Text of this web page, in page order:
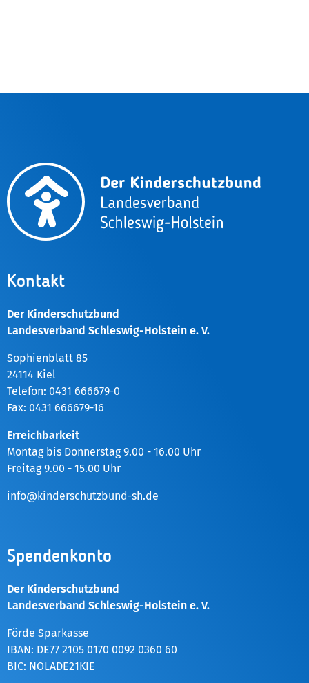
Kontakt
Der Kinderschutzbund
Landesverband Schleswig-Holstein e. V.
Sophienblatt 85
24114 Kiel
Telefon: 0431 666679-0
Fax: 0431 666679-16
Erreichbarkeit
Montag bis Donnerstag 9.00 - 16.00 Uhr
Freitag 9.00 - 15.00 Uhr
info@kinderschutzbund-sh.de
Spendenkonto
Der Kinderschutzbund
Landesverband Schleswig-Holstein e. V.
Förde Sparkasse
IBAN: DE77 2105 0170 0092 0360 60
BIC: NOLADE21KIE